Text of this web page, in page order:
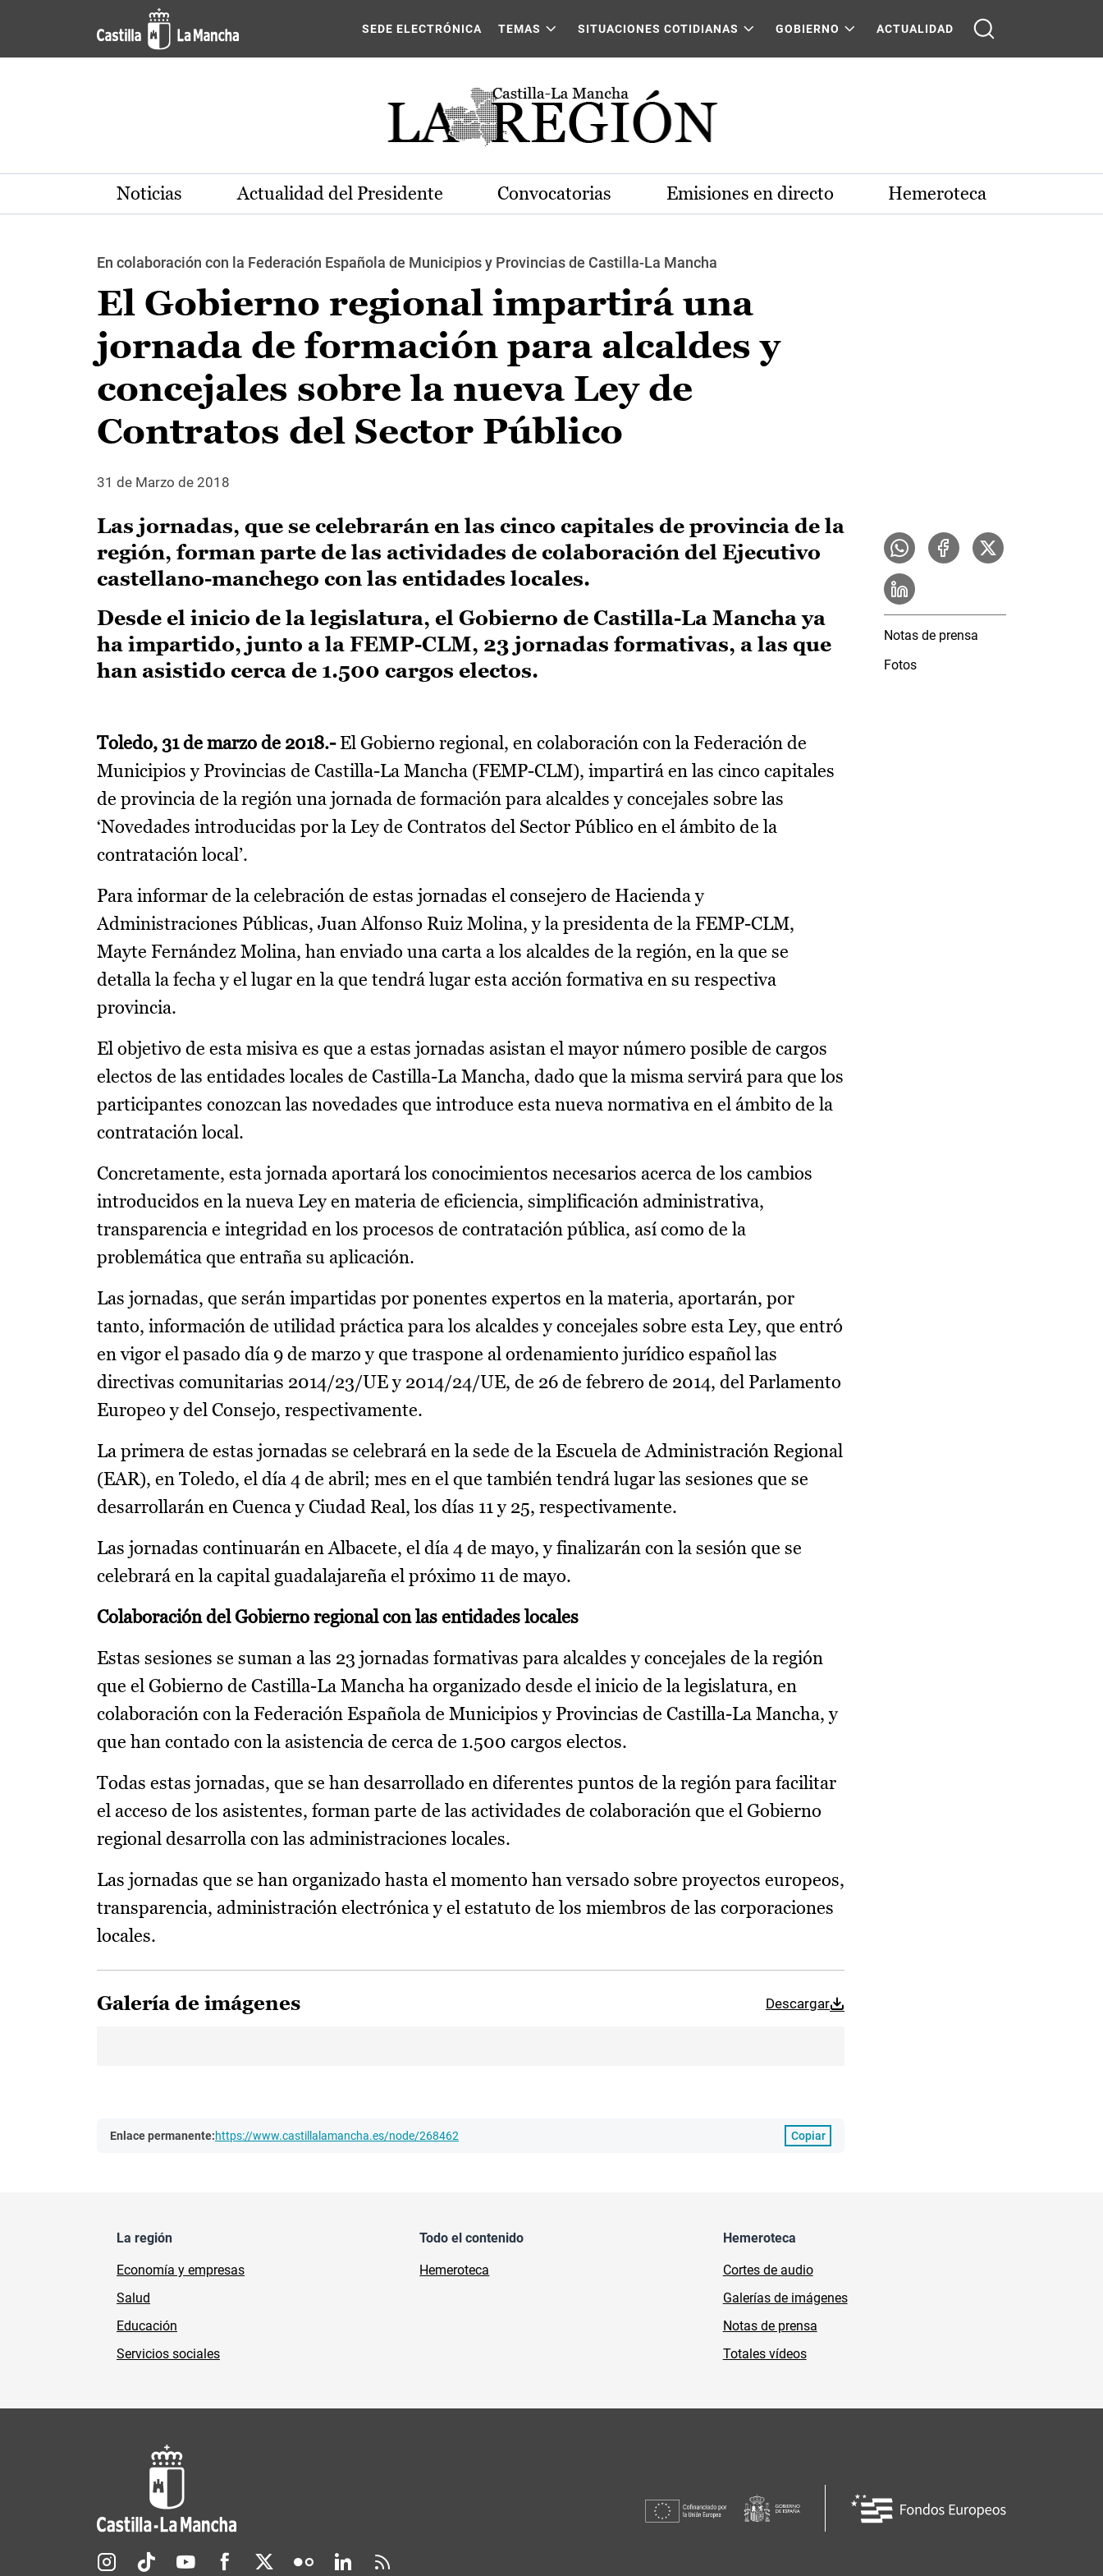
Pasar al contenido principal
SEDE ELECTRÓNICA TEMAS SITUACIONES COTIDIANAS GOBIERNO ACTUALIDAD
Noticias Actualidad del Presidente Convocatorias Emisiones en directo Hemeroteca
En colaboración con la Federación Española de Municipios y Provincias de Castilla-La Mancha
El Gobierno regional impartirá una
jornada de formación para alcaldes y
concejales sobre la nueva Ley de
Contratos del Sector Público
31 de Marzo de 2018
Las jornadas, que se celebrarán en las cinco capitales de provincia de la
región, forman parte de las actividades de colaboración del Ejecutivo
castellano-manchego con las entidades locales.
Desde el inicio de la legislatura, el Gobierno de Castilla-La Mancha ya
ha impartido, junto a la FEMP-CLM, 23 jornadas formativas, a las que
han asistido cerca de 1.500 cargos electos.
Toledo, 31 de marzo de 2018.-El Gobierno regional, en colaboración con la Federación de
Municipios y Provincias de Castilla-La Mancha (FEMP-CLM), impartirá en las cinco capitales
de provincia de la región una jornada de formación para alcaldes y concejales sobre las
‘Novedades introducidas por la Ley de Contratos del Sector Público en el ámbito de la
contratación local’.
Para informar de la celebración de estas jornadas el consejero de Hacienda y
Administraciones Públicas, Juan Alfonso Ruiz Molina, y la presidenta de la FEMP-CLM,
Mayte Fernández Molina, han enviado una carta a los alcaldes de la región, en la que se
detalla la fecha y el lugar en la que tendrá lugar esta acción formativa en su respectiva
provincia.
El objetivo de esta misiva es que a estas jornadas asistan el mayor número posible de cargos
electos de las entidades locales de Castilla-La Mancha, dado que la misma servirá para que los
participantes conozcan las novedades que introduce esta nueva normativa en el ámbito de la
contratación local.
Concretamente, esta jornada aportará los conocimientos necesarios acerca de los cambios
introducidos en la nueva Ley en materia de eficiencia, simplificación administrativa,
transparencia e integridad en los procesos de contratación pública, así como de la
problemática que entraña su aplicación.
Las jornadas, que serán impartidas por ponentes expertos en la materia, aportarán, por
tanto, información de utilidad práctica para los alcaldes y concejales sobre esta Ley, que entró
en vigor el pasado día 9 de marzo y que traspone al ordenamiento jurídico español las
directivas comunitarias 2014/23/UE y 2014/24/UE, de 26 de febrero de 2014, del Parlamento
Europeo y del Consejo, respectivamente.
La primera de estas jornadas se celebrará en la sede de la Escuela de Administración Regional
(EAR), en Toledo, el día 4 de abril; mes en el que también tendrá lugar las sesiones que se
desarrollarán en Cuenca y Ciudad Real, los días 11 y 25, respectivamente.
Las jornadas continuarán en Albacete, el día 4 de mayo, y finalizarán con la sesión que se
celebrará en la capital guadalajareña el próximo 11 de mayo.
Colaboración del Gobierno regional con las entidades locales
Estas sesiones se suman a las 23 jornadas formativas para alcaldes y concejales de la región
que el Gobierno de Castilla-La Mancha ha organizado desde el inicio de la legislatura, en
colaboración con la Federación Española de Municipios y Provincias de Castilla-La Mancha, y
que han contado con la asistencia de cerca de 1.500 cargos electos.
Todas estas jornadas, que se han desarrollado en diferentes puntos de la región para facilitar
el acceso de los asistentes, forman parte de las actividades de colaboración que el Gobierno
regional desarrolla con las administraciones locales.
Las jornadas que se han organizado hasta el momento han versado sobre proyectos europeos,
transparencia, administración electrónica y el estatuto de los miembros de las corporaciones
locales.
Galería de imágenes Descargar
Enlace permanente:https://www.castillalamancha.es/node/268462 Copiar
Notas de prensa
Fotos
La región
Economía y empresas
Salud
Educación
Servicios sociales
Todo el contenido
Hemeroteca
Hemeroteca
Cortes de audio
Galerías de imágenes
Notas de prensa
Totales vídeos
Redes sociales JCCM